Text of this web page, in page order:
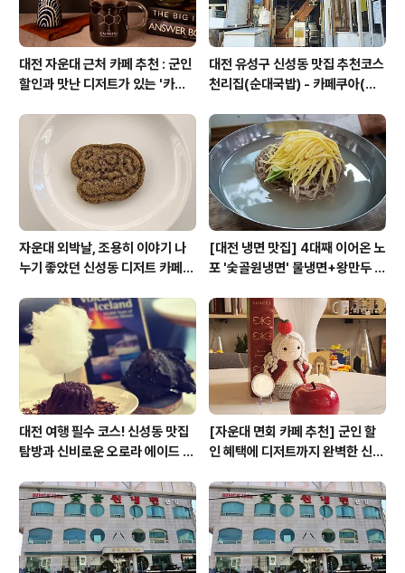
대전 자운대 근처 카페 추천 : 군인
할인과 맛난 디저트가 있는 '카페
대전 유성구 신성동 맛집 추천코스
천리집(순대국밥) - 카페쿠아(커
자운대 외박날, 조용히 이야기 나
누기 좋았던 신성동 디저트 카페
[대전 냉면 맛집] 4대째 이어온 노
포 '숯골원냉면' 물냉면+왕만두 조
대전 여행 필수 코스! 신성동 맛집
탐방과 신비로운 오로라 에이드 체
[자운대 면회 카페 추천] 군인 할
인 혜택에 디저트까지 완벽한 신성